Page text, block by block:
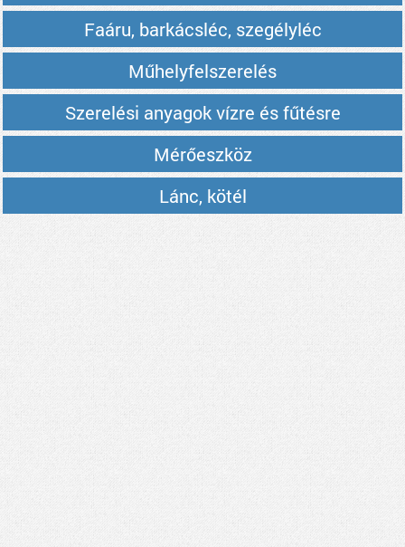
Faáru, barkácsléc, szegélyléc
Műhelyfelszerelés
Szerelési anyagok vízre és fűtésre
Mérőeszköz
Lánc, kötél